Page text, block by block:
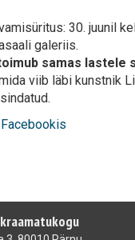
30. juunil
galeriis.
samas
viib läbi kunstnik